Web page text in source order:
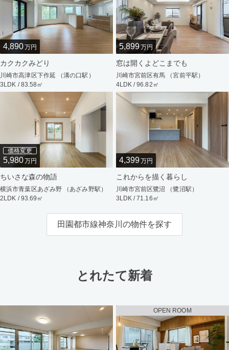
4,890万円
カクカクみどり
川崎市高津区下作延 （溝の口駅）
3LDK / 83.58㎡
5,899万円
窓は開くよどこまでも
川崎市宮前区有馬 （宮前平駅）
4LDK / 96.82㎡
価格変更
5,980万円
ちいさな森の物語
横浜市青葉区あざみ野 （あざみ野駅）
2LDK / 93.69㎡
4,399万円
これからを描く暮らし
川崎市宮前区鷺沼 （鷺沼駅）
3LDK / 71.16㎡
田園都市線神奈川の物件を探す
とれたて新着
OPEN ROOM